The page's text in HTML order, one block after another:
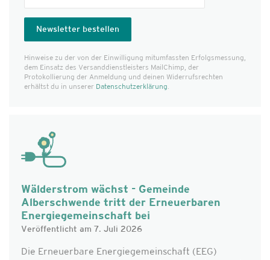
Hinweise zu der von der Einwilligung mitumfassten Erfolgs­messung,
dem Einsatz des Versanddienst­leisters MailChimp, der
Protokollierung der Anmeldung und deinen Widerrufsrechten
erhältst du in unserer Datenschutzerklärung.
Wälderstrom wächst - Gemeinde
Alberschwende tritt der Erneuerbaren
Energiegemeinschaft bei
Veröffentlicht am 7. Juli 2026
Die Erneuerbare Energiegemeinschaft (EEG)